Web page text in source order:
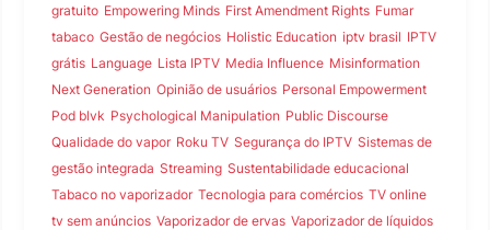
gratuito Empowering Minds First Amendment Rights Fumar
tabaco Gestão de negócios Holistic Education iptv brasil IPTV
grátis Language Lista IPTV Media Influence Misinformation
Next Generation Opinião de usuários Personal Empowerment
Pod blvk Psychological Manipulation Public Discourse
Qualidade do vapor Roku TV Segurança do IPTV Sistemas de
gestão integrada Streaming Sustentabilidade educacional
Tabaco no vaporizador Tecnologia para comércios TV online
tv sem anúncios Vaporizador de ervas Vaporizador de líquidos